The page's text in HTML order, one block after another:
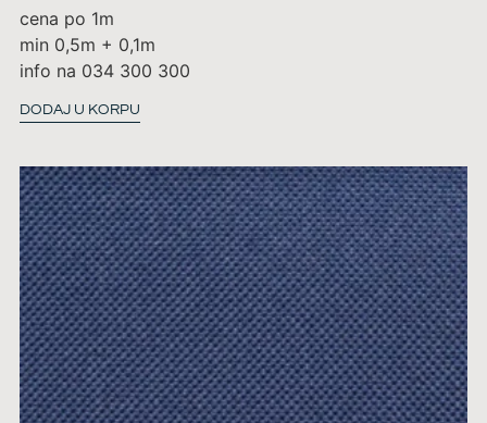
cena po 1m
min 0,5m + 0,1m
info na 034 300 300
DODAJ U KORPU